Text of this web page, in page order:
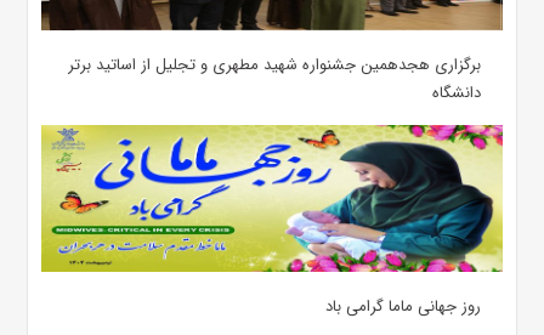
برگزاری هجدهمین جشنواره شهید مطهری و تجلیل از اساتید برتر
دانشگاه
روز جهانی ماما گرامی باد